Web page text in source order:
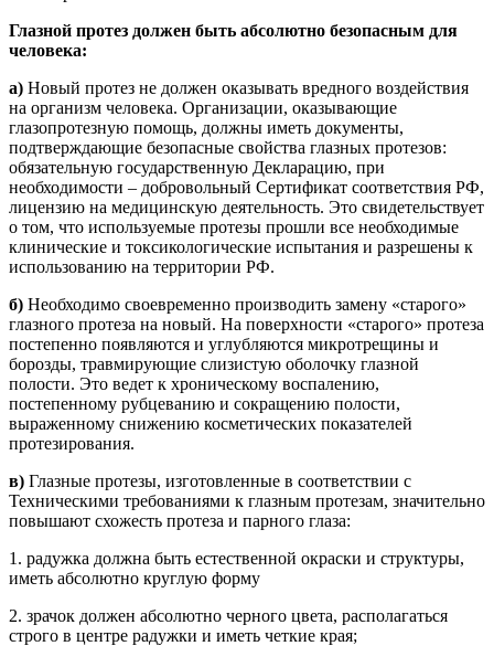
Глазной протез должен быть абсолютно безопасным для
человека:
а) Новый протез не должен оказывать вредного воздействия
на организм человека. Организации, оказывающие
глазопротезную помощь, должны иметь документы,
подтверждающие безопасные свойства глазных протезов:
обязательную государственную Декларацию, при
необходимости – добровольный Сертификат соответствия РФ,
лицензию на медицинскую деятельность. Это свидетельствует
о том, что используемые протезы прошли все необходимые
клинические и токсикологические испытания и разрешены к
использованию на территории РФ.
б) Необходимо своевременно производить замену «старого»
глазного протеза на новый. На поверхности «старого» протеза
постепенно появляются и углубляются микротрещины и
борозды, травмирующие слизистую оболочку глазной
полости. Это ведет к хроническому воспалению,
постепенному рубцеванию и сокращению полости,
выраженному снижению косметических показателей
протезирования.
в) Глазные протезы, изготовленные в соответствии с
Техническими требованиями к глазным протезам, значительно
повышают схожесть протеза и парного глаза:
1. радужка должна быть естественной окраски и структуры,
иметь абсолютно круглую форму
2. зрачок должен абсолютно черного цвета, располагаться
строго в центре радужки и иметь четкие края;